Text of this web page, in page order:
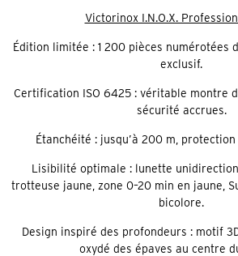
Victorinox I.N.O.X.
Édition limitée : 1 200 pièces numérotées
exclusif.
Certification ISO 6425 : véritable montre
sécurité accrues.
Étanchéité : jusqu’à 200 m,
Lisibilité optimale : lunette
trotteuse jaune, zone 0–20 min en jaune,
bicolore.
Design inspiré des profondeurs : motif
oxydé des épaves au centre